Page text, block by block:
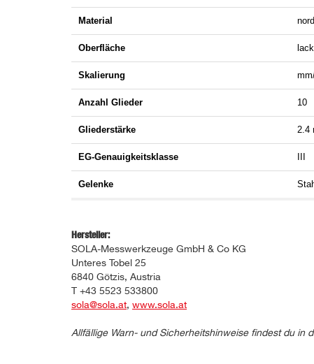
Material
Oberfläche
Skalierung
Anzahl Glieder 10
Gliederstärke 2.4
EG-Genauigkeitsklasse
Gelenke
Hersteller:
SOLA-Messwerkzeuge GmbH & Co KG
Unteres Tobel 25
6840 Götzis, Austria
T +43 5523 533800
sola@sola.at, www.sola.at
Allfällige Warn- und Sicherheitshinweise findest du in